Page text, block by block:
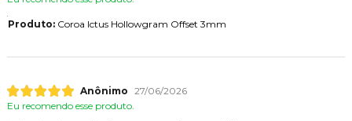
Produto:Coroa Ictus Hollowgram Offset 3mm
Anônimo 27/06/2026
Eu recomendo esse produto.